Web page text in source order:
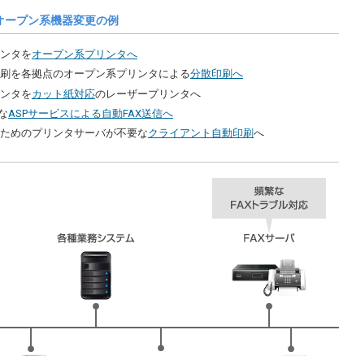
プン系機器変更の例
タをオープン系プリンタへ
を各拠点のオープン系プリンタによる分散印刷へ
タをカット紙対応のレーザープリンタへ
ASPサービスによる自動FAX送信へ
めのプリンタサーバが不要なクライアント自動印刷 へ